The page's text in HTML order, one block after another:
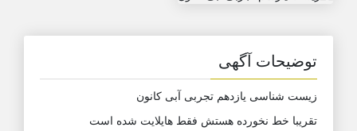
توضیحات آگهی
زیست شناسی یازدهم تجربی آبی کانون
تقریبا خط نخورده هستش فقط هایلایت شده است